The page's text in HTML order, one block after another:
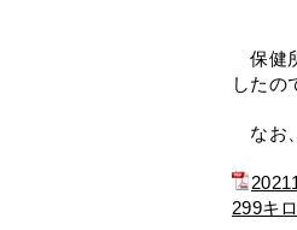
保健
したの
なお
299キ